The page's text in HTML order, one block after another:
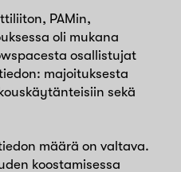
PAMin,
oli mukana
osallistujat
majoituksesta
sekä
määrä on valtava.
koostamisessa